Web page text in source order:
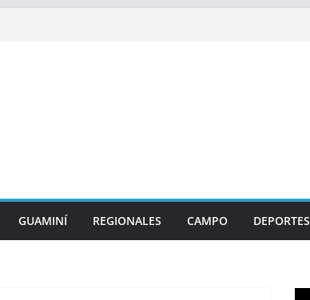
GUAMINÍ REGIONALES CAMPO DEPORTES